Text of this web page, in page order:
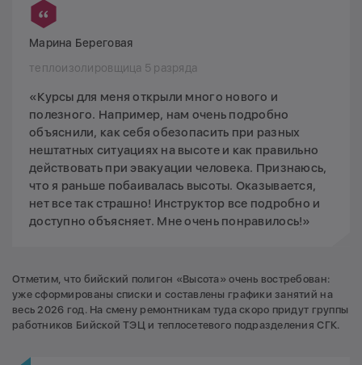
Марина Береговая
теплоизолировщица 5 разряда
«Курсы для меня открыли много нового и
полезного. Например, нам очень подробно
объяснили, как себя обезопасить при разных
нештатных ситуациях на высоте и как правильно
действовать при эвакуации человека. Признаюсь,
что я раньше побаивалась высоты. Оказывается,
нет все так страшно! Инструктор все подробно и
доступно объясняет. Мне очень понравилось!»
Отметим, что бийский полигон «Высота» очень востребован:
уже сформированы списки и составлены графики занятий на
весь 2026 год. На смену ремонтникам туда скоро придут группы
работников Бийской ТЭЦ и теплосетевого подразделения СГК.